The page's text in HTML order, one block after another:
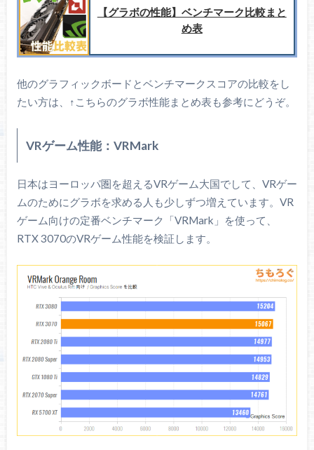
F4-3200C16D-32GTZR
16-18-18-38 / ランク : 2-Rank / 容量 : 16 GB / 枚数 : 2枚 /
ARK
PayPayモール
Amazonで探す
TSUKUMO
【グラボの性能】ベンチマーク比較まと
め表
他のグラフィックボードとベンチマークスコアの比較をし
たい方は、↑こちらのグラボ性能まとめ表も参考にどうぞ。
VRゲーム性能：VRMark
日本はヨーロッパ圏を超えるVRゲーム大国でして、VRゲー
ムのためにグラボを求める人も少しずつ増えています。VR
ゲーム向けの定番ベンチマーク「VRMark」を使って、
RTX 3070のVRゲーム性能を検証します。